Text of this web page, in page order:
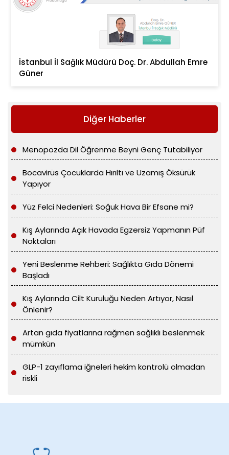
İstanbul İl Sağlık Müdürü Doç. Dr. Abdullah Emre
Güner
Diğer Haberler
Menopozda Dil Öğrenme Beyni Genç Tutabiliyor
Bocavirüs Çocuklarda Hırıltı ve Uzamış Öksürük
Yapıyor
Yüz Felci Nedenleri: Soğuk Hava Bir Efsane mi?
Kış Aylarında Açık Havada Egzersiz Yapmanın Püf
Noktaları
Yeni Beslenme Rehberi: Sağlıkta Gıda Dönemi
Başladı
Kış Aylarında Cilt Kuruluğu Neden Artıyor, Nasıl
Önlenir?
Artan gıda fiyatlarına rağmen sağlıklı beslenmek
mümkün
GLP-1 zayıflama iğneleri hekim kontrolü olmadan
riskli